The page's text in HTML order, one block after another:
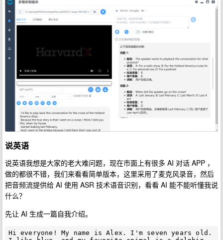
说英语
说英语我想是大家的老大难问题，现在市面上有很多 AI 对话 APP ，
做的都很不错，我们来看看简单版本，这里采用了麦克风录音，然后
把音频流提供给 AI 使用 ASR 技术语音识别，看看 AI 能不能听懂我说
什么？
先让 AI 生成一篇自我介绍。
Hi everyone! My name is Alex. I'm seven years old.